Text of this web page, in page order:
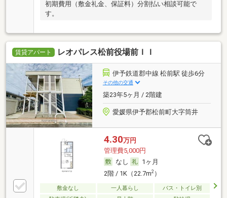
初期費用（敷金礼金、保証料）分割払い相談可能で
す。
賃貸アパート レオパレス松前役場前ＩＩ
伊予鉄道郡中線 松前駅 徒歩6分
その他の交通
築23年5ヶ月 / 2階建
愛媛県伊予郡松前町大字筒井
4.30万円
管理費5,000円
なし
1ヶ月
2階 / 1K（22.7m2）
敷金なし 一人暮らし
バス・トイレ別